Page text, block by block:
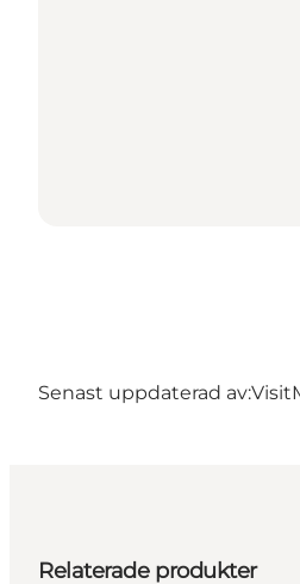
Senast uppdaterad av:
Relaterade produkter